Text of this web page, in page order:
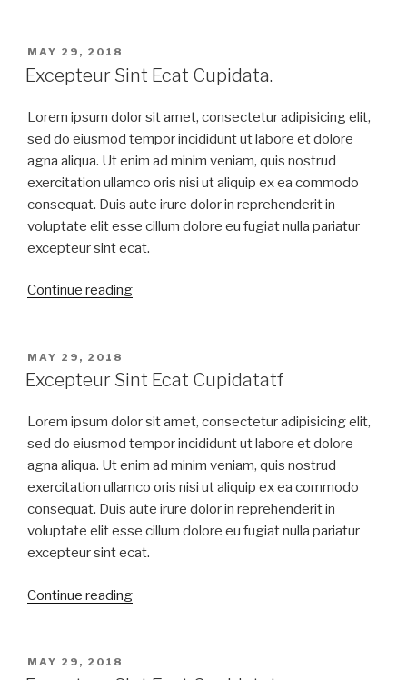
MAY 29, 2018
Excepteur Sint Ecat Cupidata.
Lorem ipsum dolor sit amet, consectetur adipisicing elit,
sed do eiusmod tempor incididunt ut labore et dolore
agna aliqua. Ut enim ad minim veniam, quis nostrud
exercitation ullamco oris nisi ut aliquip ex ea commodo
consequat. Duis aute irure dolor in reprehenderit in
voluptate elit esse cillum dolore eu fugiat nulla pariatur
excepteur sint ecat.
Continue reading
MAY 29, 2018
Excepteur Sint Ecat Cupidatatf
Lorem ipsum dolor sit amet, consectetur adipisicing elit,
sed do eiusmod tempor incididunt ut labore et dolore
agna aliqua. Ut enim ad minim veniam, quis nostrud
exercitation ullamco oris nisi ut aliquip ex ea commodo
consequat. Duis aute irure dolor in reprehenderit in
voluptate elit esse cillum dolore eu fugiat nulla pariatur
excepteur sint ecat.
Continue reading
MAY 29, 2018